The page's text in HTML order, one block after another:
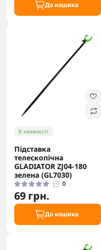
До кошика
В наявності
Підставка
телескопічна
GLADIATOR ZJ04-180
зелена (GL7030)
0
69 грн.
До кошика